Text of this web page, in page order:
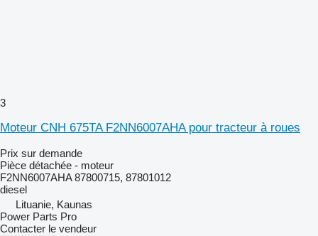
3
Moteur CNH 675TA F2NN6007AHA pour tracteur à roues
Prix sur demande
Pièce détachée - moteur
F2NN6007AHA 87800715, 87801012
diesel
Lituanie, Kaunas
Power Parts Pro
Contacter le vendeur